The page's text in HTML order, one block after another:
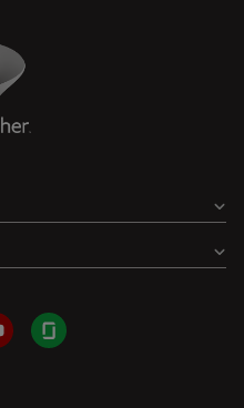
Logo
Glassdoor